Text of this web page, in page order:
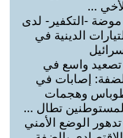
...
موضة -التكفير- لدى
الدينية في
تصعيد واسع في
إصابات في
وهجمات
تطال ...
تدهور الوضع الأمني